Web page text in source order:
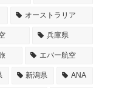
オーストラリア
兵庫県
エバー航空
新潟県 ANA